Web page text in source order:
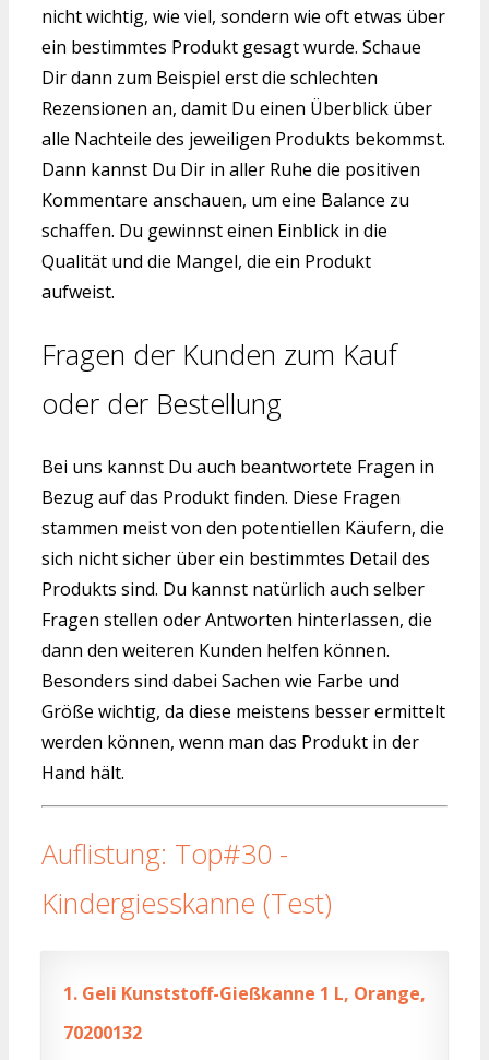
nicht wichtig, wie viel, sondern wie oft etwas über
ein bestimmtes Produkt gesagt wurde. Schaue
Dir dann zum Beispiel erst die schlechten
Rezensionen an, damit Du einen Überblick über
alle Nachteile des jeweiligen Produkts bekommst.
Dann kannst Du Dir in aller Ruhe die positiven
Kommentare anschauen, um eine Balance zu
schaffen. Du gewinnst einen Einblick in die
Qualität und die Mangel, die ein Produkt
aufweist.
Fragen der Kunden zum Kauf
oder der Bestellung
Bei uns kannst Du auch beantwortete Fragen in
Bezug auf das Produkt finden. Diese Fragen
stammen meist von den potentiellen Käufern, die
sich nicht sicher über ein bestimmtes Detail des
Produkts sind. Du kannst natürlich auch selber
Fragen stellen oder Antworten hinterlassen, die
dann den weiteren Kunden helfen können.
Besonders sind dabei Sachen wie Farbe und
Größe wichtig, da diese meistens besser ermittelt
werden können, wenn man das Produkt in der
Hand hält.
Auflistung: Top#30 -
Kindergiesskanne (Test)
1. Geli Kunststoff-Gießkanne 1 L, Orange,
70200132